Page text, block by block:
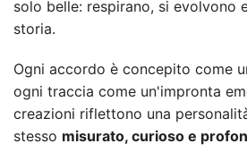
solo belle: respirano, si evolvono
storia.
Ogni accordo è concepito come
ogni traccia come un'impronta
creazioni riflettono una
stesso misurato, curioso e